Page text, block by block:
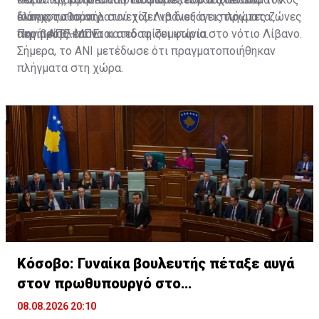
έλεγχος του στρατού του Λιβάνου στις πρώτες ζώνες
που προβλέπονται από τη συμφωνία.
διαπιστωθούν.
Ιούνιο, το Ισραήλ συνεχίζει να διεξάγει πλήγματα
ακριβείας και να κατεδαφίζει κτίρια στο νότιο Λίβανο.
Σήμερα, το ANI μετέδωσε ότι πραγματοποιήθηκαν
πλήγματα στη χώρα.
Πηγή: ΑΠΕ-ΜΠΕ
Κόσοβο: Γυναίκα βουλευτής πέταξε αυγά
στον πρωθυπουργό στο
κοινοβούλιο(ΒΙΝΤΕΟ)
08.08.2026 20:10